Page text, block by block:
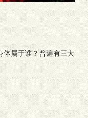
体属于谁？普遍有三大